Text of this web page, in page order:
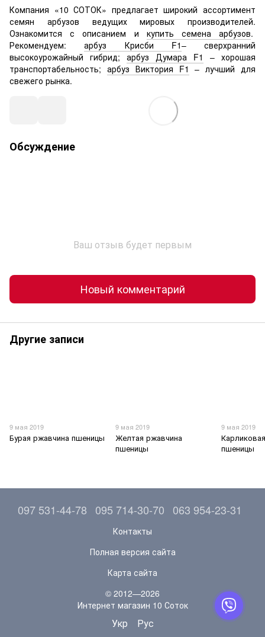
Компания «10 СОТОК» предлагает широкий ассортимент
семян арбузов ведущих мировых производителей.
Ознакомится с описанием и купить семена арбузов.
Рекомендуем:арбуз Крисби F1– сверхранний
высокоурожайный гибрид; арбуз Думара F1
– хорошая
транспортабельность; арбуз Виктория F1 – лучший для
свежего рынка.
Обсуждение
Ваш отзыв будет первым
Новый комментарий
Другие записи
9 мая 2019
Бурая ржавчина пшеницы
9 мая 2019
Желтая ржавчина
пшеницы
9 мая 2019
пшеницы
097 531-44-78 095 714-30-70 063 954-23-31
Контакты
Полная версия сайта
Карта сайта
© 2012—2026
Интернет магазин 10 Соток
Укр Рус